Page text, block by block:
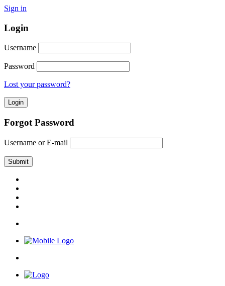
Sign in
Login
Username
Password
Lost your password?
Forgot Password
Username or E-mail